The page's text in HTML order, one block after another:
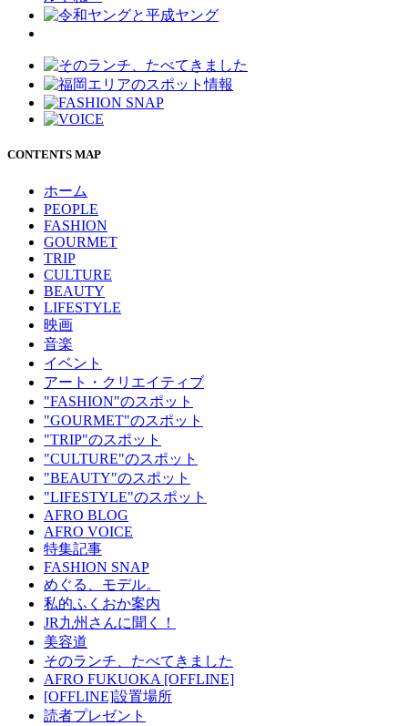
CONTENTS MAP
ホーム
PEOPLE
FASHION
GOURMET
TRIP
CULTURE
BEAUTY
LIFESTYLE
映画
音楽
イベント
アート・クリエイティブ
"FASHION"のスポット
"GOURMET"のスポット
"TRIP"のスポット
"CULTURE"のスポット
"BEAUTY"のスポット
"LIFESTYLE"のスポット
AFRO BLOG
AFRO VOICE
特集記事
FASHION SNAP
めぐる、モデル。
私的ふくおか案内
JR九州さんに聞く！
美容道
そのランチ、たべてきました
AFRO FUKUOKA [OFFLINE]
[OFFLINE]設置場所
読者プレゼント